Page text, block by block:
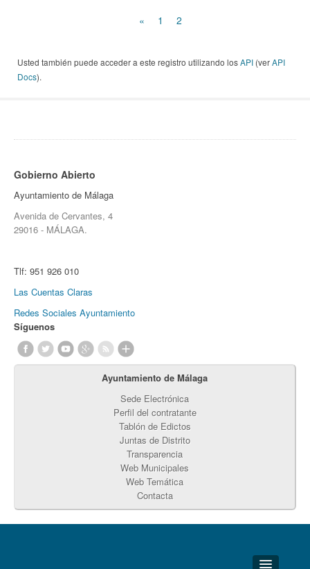
« 1 2
Usted también puede acceder a este registro utilizando losAPI (verAPI
Docs).
Gobierno Abierto
Ayuntamiento de Málaga
Avenida de Cervantes, 4
29016 - MÁLAGA.
Tlf: 951 926 010
Las Cuentas Claras
Redes Sociales Ayuntamiento
Síguenos
Ayuntamiento de Málaga
Sede Electrónica
Perfil del contratante
Tablón de Edictos
Juntas de Distrito
Transparencia
Web Municipales
Web Temática
Contacta